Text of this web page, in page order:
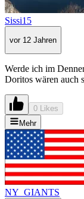
Sissi15
vor 12 Jahren
Werde ich im
Doritos wären auch
0 Likes
Mehr
NY_GIANTS